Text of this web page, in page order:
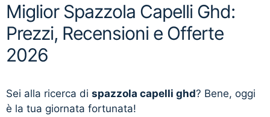
Miglior Spazzola Capelli Ghd:
Prezzi, Recensioni e Offerte
2026
Sei alla ricerca di spazzola capelli ghd? Bene, oggi
è la tua giornata fortunata!